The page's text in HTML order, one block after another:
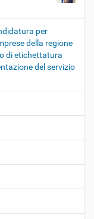
per
della regione
di etichettatura
del servizio